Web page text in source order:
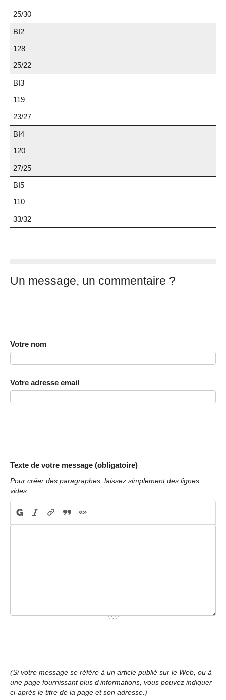
25/30
BI2
128
25/22
BI3
119
23/27
BI4
120
27/25
BI5
110
33/32
Un message, un commentaire ?
Votre nom
Votre adresse email
Texte de votre message (obligatoire)
Pour créer des paragraphes, laissez simplement des lignes
vides.
(Si votre message se réfère à un article publié sur le Web, ou à
une page fournissant plus d’informations, vous pouvez indiquer
ci-après le titre de la page et son adresse.)